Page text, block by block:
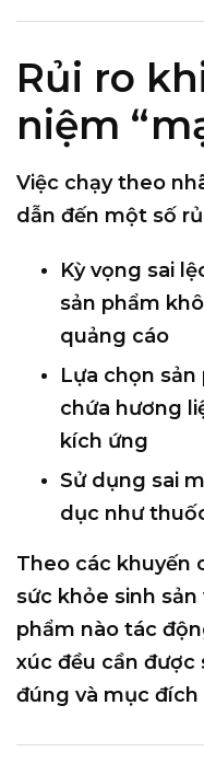
Rủi ro
niệm
Việc chạy theo
dẫn đến một số
Kỳ vọng sai
sản phẩm
quảng cáo
Lựa chọn
chứa hương
kích ứng
Sử dụng sai
dục như
Theo các khuyến
sức khỏe sinh
phẩm nào tác
xúc đều cần được
đúng và mục đích